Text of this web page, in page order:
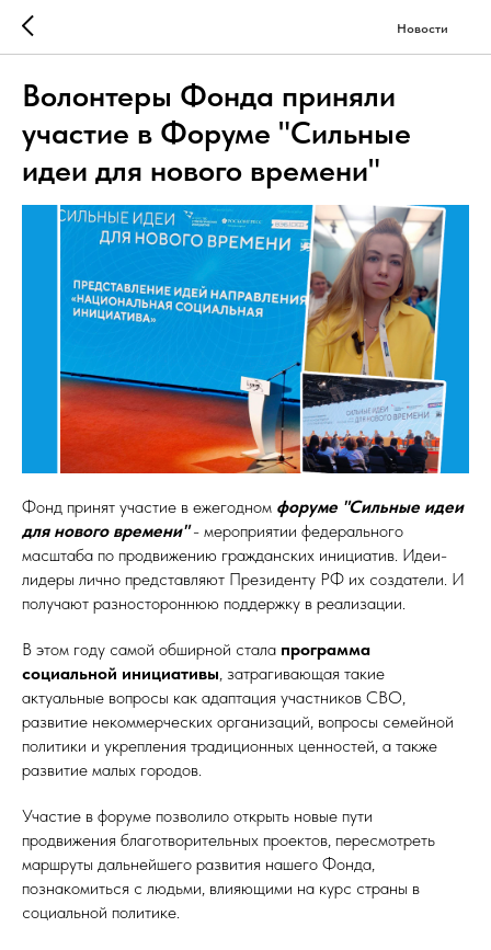
Новости
Волонтеры Фонда приняли
участие в Форуме "Сильные
идеи для нового времени"
Фонд принят участие в ежегодном форуме "Сильные идеи
для нового времени"- мероприятии федерального
масштаба по продвижению гражданских инициатив. Идеи-
лидеры лично представляют Президенту РФ их создатели. И
получают разностороннюю поддержку в реализации.
В этом году самой обширной стала программа
социальной инициативы , затрагивающая такие
актуальные вопросы как адаптация участников СВО,
развитие некоммерческих организаций, вопросы семейной
политики и укрепления традиционных ценностей, а также
развитие малых городов.
Участие в форуме позволило открыть новые пути
продвижения благотворительных проектов, пересмотреть
маршруты дальнейшего развития нашего Фонда,
познакомиться с людьми, влияющими на курс страны в
социальной политике.